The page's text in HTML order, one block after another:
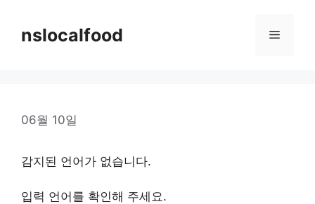
contentnslocalfood Menu
06월 10일
감지된 언어가 없습니다.
입력 언어를 확인해 주세요.